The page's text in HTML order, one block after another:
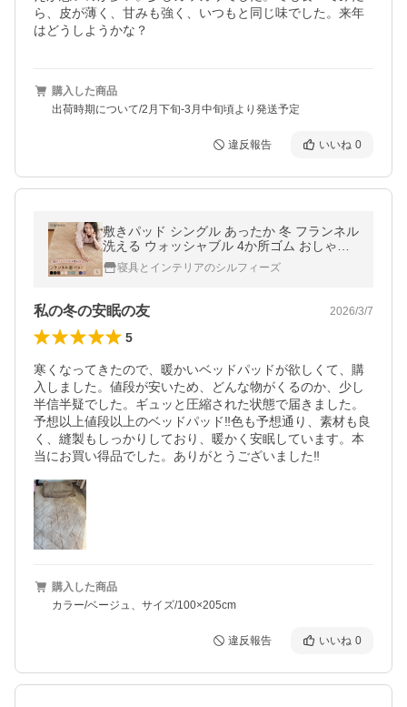
ら、皮が薄く、甘みも強く、いつもと同じ味でした。来年
はどうしようかな？
購入した商品
出荷時期について/2月下旬-3月中旬頃より発送予定
違反報告 いいね 0
敷きパッド シングル あったか 冬 フランネル
洗える ウォッシャブル 4か所ゴム おしゃれ
かわいい 北欧 ベッドパッド
寝具とインテリアのシルフィーズ
私の冬の安眠の友 2026/3/7
5
寒くなってきたので、暖かいベッドパッドが欲しくて、購
入しました。値段が安いため、どんな物がくるのか、少し
半信半疑でした。ギュッと圧縮された状態で届きました。
予想以上値段以上のベッドパッド‼️色も予想通り、素材も良
く、縫製もしっかりしており、暖かく安眠しています。本
当にお買い得品でした。ありがとうございました‼️
購入した商品
カラー/ベージュ、サイズ/100×205cm
違反報告 いいね 0